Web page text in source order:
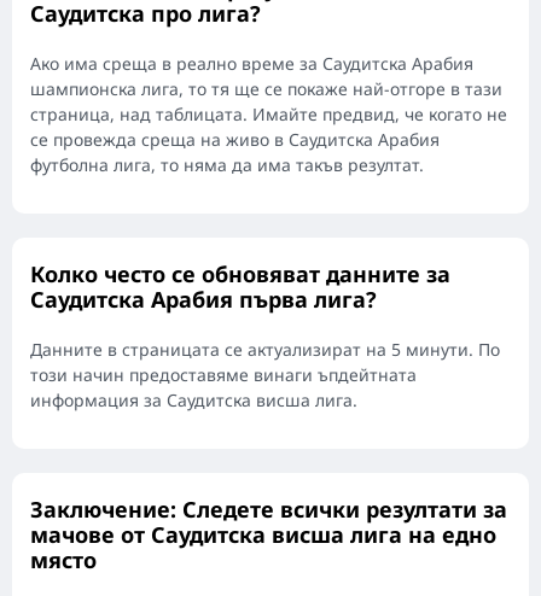
Саудитска про лига?
Ако има среща в реално време за Саудитска Арабия
шампионска лига, то тя ще се покаже най-отгоре в тази
страница, над таблицата. Имайте предвид, че когато не
се провежда среща на живо в Саудитска Арабия
футболна лига, то няма да има такъв резултат.
Колко често се обновяват данните за
Саудитска Арабия първа лига?
Данните в страницата се актуализират на 5 минути. По
този начин предоставяме винаги ъпдейтната
информация за Саудитска висша лига.
Заключение: Следете всички резултати за
мачове от Саудитска висша лига на едно
място